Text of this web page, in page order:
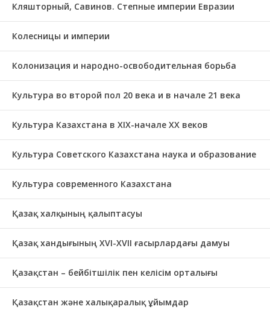
Кляшторный, Савинов. Степные империи Евразии
Колесницы и империи
Колонизация и народно-освободительная борьба
Культура во второй пол 20 века и в начале 21 века
Культура Казахстана в ХІХ-начале ХХ веков
Культура Советского Казахстана наука и образование
Культура современного Казахстана
Қазақ халқының қалыптасуы
Қазақ хандығының XVI-XVII ғасырлардағы дамуы
Қазақстан – бейбітшілік пен келісім орталығы
Қазақстан және халықаралық ұйымдар